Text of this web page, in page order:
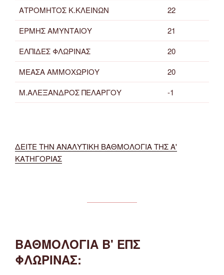
ΑΤΡΟΜΗΤΟΣ Κ.ΚΛΕΙΝΩΝ
22
ΕΡΜΗΣ ΑΜΥΝΤΑΙΟΥ
21
ΕΛΠΙΔΕΣ ΦΛΩΡΙΝΑΣ
20
ΜΕΑΣΑ ΑΜΜΟΧΩΡΙΟΥ
20
Μ.ΑΛΕΞΑΝΔΡΟΣ ΠΕΛΑΡΓΟΥ
-1
ΔΕΙΤΕ ΤΗΝ ΑΝΑΛΥΤΙΚΗ ΒΑΘΜΟΛΟΓΙΑ ΤΗΣ Α'
ΚΑΤΗΓΟΡΙΑΣ
ΒΑΘΜΟΛΟΓΙΑ Β' ΕΠΣ
ΦΛΩΡΙΝΑΣ: